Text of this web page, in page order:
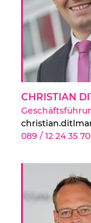
CHRISTIAN
089 / 12 24 35 70